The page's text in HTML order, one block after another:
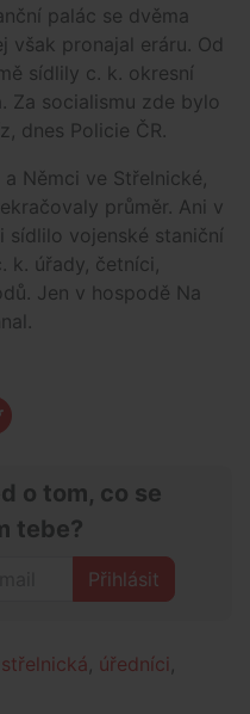
palác se dvěma
však pronajal eráru. Od
sídlily c. k. okresní
Za socialismu zde bylo
dnes Policie ČR.
Němci ve Střelnické,
průměr. Ani v
sídlilo vojenské staniční
úřady, četníci,
Jen v hospodě Na
o tom, co se
tebe?
Přihlásit
střelnická úředníci